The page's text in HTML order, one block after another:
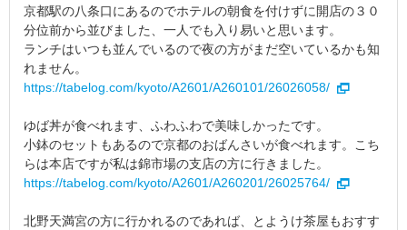
京都駅の八条口にあるのでホテルの朝食を付けずに開店の３０
分位前から並びました、一人でも入り易いと思います。
ランチはいつも並んでいるので夜の方がまだ空いているかも知
れません。
https://tabelog.com/kyoto/A2601/A260101/26026058/
ゆば丼が食べれます、ふわふわで美味しかったです。
小鉢のセットもあるので京都のおばんさいが食べれます。こち
らは本店ですが私は錦市場の支店の方に行きました。
https://tabelog.com/kyoto/A2601/A260201/26025764/
北野天満宮の方に行かれるのであれば、とようけ茶屋もおすす